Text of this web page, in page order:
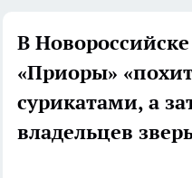
В
«Приоры»
сурикатами, а
владельцев